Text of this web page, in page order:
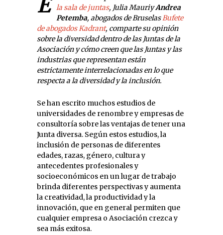
la sala de juntas, Julia MauriyAndrea
Petemba, abogados de BruselasBufete
de abogados Kadrant, comparte su opinión
sobre la diversidad dentro de las Juntas de la
Asociación y cómo creen que las Juntas y las
industrias que representan están
estrictamente interrelacionadas en lo que
respecta a la diversidad y la inclusión.
Se han escrito muchos estudios de
universidades de renombre y empresas de
consultoría sobre las ventajas de tener una
Junta diversa. Según estos estudios, la
inclusión de personas de diferentes
edades, razas, género, cultura y
antecedentes profesionales y
socioeconómicos en un lugar de trabajo
brinda diferentes perspectivas y aumenta
la creatividad, la productividad y la
innovación, que en general permiten que
cualquier empresa o Asociación crezca y
sea más exitosa.